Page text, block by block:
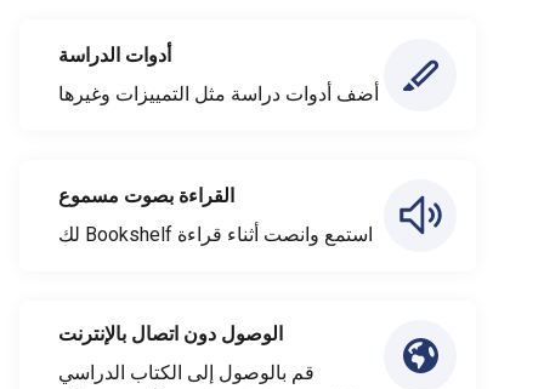
أدوات الدراسة
أضف أدوات دراسة مثل التمييزات وغيرها
القراءة بصوت مسموع
استمع وانصت أثناء قراءة Bookshelf لك
الوصول دون اتصال بالإنترنت
قم بالوصول إلى الكتاب الدراسي